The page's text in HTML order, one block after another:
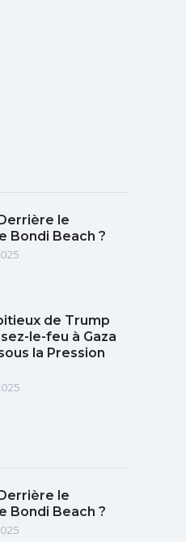
le
Bondi Beach ?
de Trump
le-feu à Gaza
la Pression
le
Bondi Beach ?